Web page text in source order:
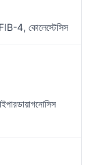
4, কোলেস্টেসিস